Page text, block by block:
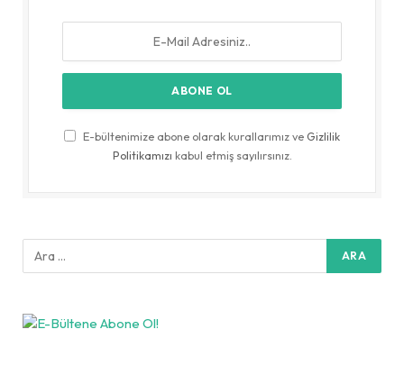
E-bültenimize abone olarak kurallarımız veGizlilik
Politikamızı kabul etmiş sayılırsınız.